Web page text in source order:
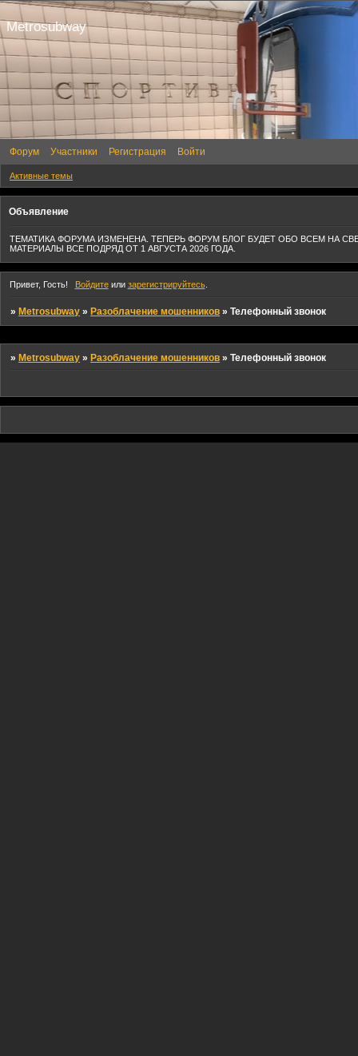
Metrosubway
Форум Участники Регистрация Войти
Активные темы
Объявление
ТЕМАТИКА ФОРУМА ИЗМЕНЕНА. ТЕПЕРЬ ФОРУМ БЛОГ БУДЕТ ОБО ВСЕМ НА
МАТЕРИАЛЫ ВСЕ ПОДРЯД ОТ 1 АВГУСТА 2026 ГОДА.
Привет, Гость! Войдитеили зарегистрируйтесь.
» Metrosubway » Разоблачение мошенников »Телефонный звонок
»Metrosubway »Разоблачение мошенников »Телефонный звонок